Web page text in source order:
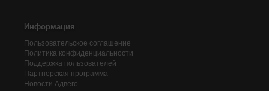
Информация
Пользовательское соглашение
Политика конфиденциальности
Поддержка пользователей
Партнерская программа
Новости Адвего